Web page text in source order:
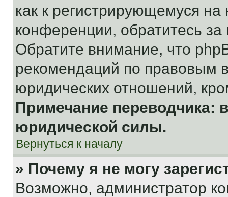
как к регистрирующемуся
конференции, обратитесь
Обратите внимание, что
рекомендаций по правовым
юридических отношений,
Примечание переводчика:
юридической силы.
Вернуться к началу
» Почему я не могу
Возможно, администратор